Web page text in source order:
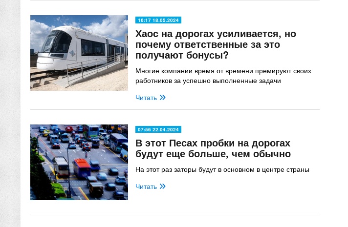
16:17 18.05.2024
Хаос на дорогах усиливается, но
почему ответственные за это
получают бонусы?
Многие компании время от времени премируют своих
работников за успешно выполненные задачи
Читать
07:56 22.04.2024
В этот Песах пробки на дорогах
будут еще больше, чем обычно
На этот раз заторы будут в основном в центре страны
Читать